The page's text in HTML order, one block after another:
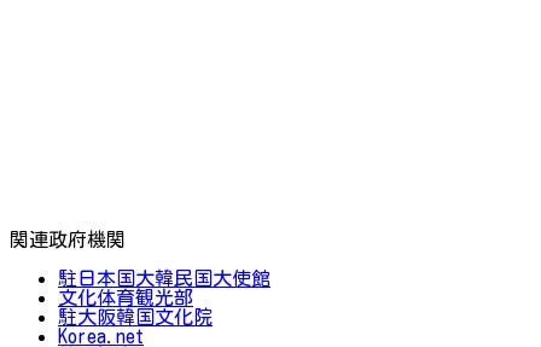
関連政府機関
駐日本国大韓民国大使館
文化体育観光部
駐大阪韓国文化院
Korea.net